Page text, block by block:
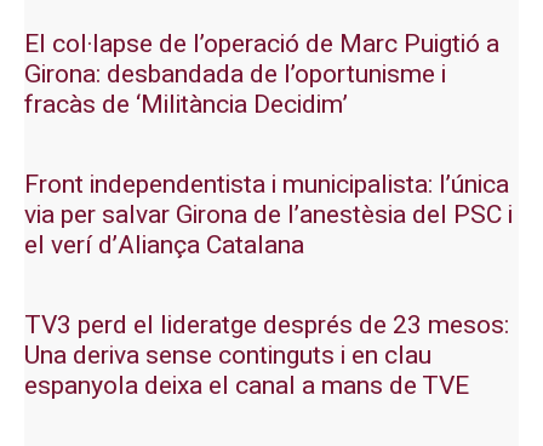
El col·lapse de l’operació de Marc Puigtió a
Girona: desbandada de l’oportunisme i
fracàs de ‘Militància Decidim’
Front independentista i municipalista: l’única
via per salvar Girona de l’anestèsia del PSC i
el verí d’Aliança Catalana
TV3 perd el lideratge després de 23 mesos:
Una deriva sense continguts i en clau
espanyola deixa el canal a mans de TVE